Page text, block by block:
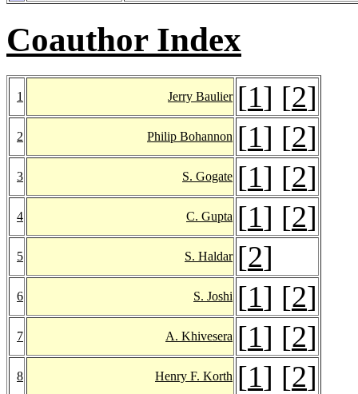
Coauthor Index
1 Jerry Baulier [1] [2]
2 Philip Bohannon [1] [2]
3 S. Gogate [1] [2]
4 C. Gupta [1] [2]
5 S. Haldar [2]
6 S. Joshi [1] [2]
7 A. Khivesera [1] [2]
8 Henry F. Korth [1] [2]